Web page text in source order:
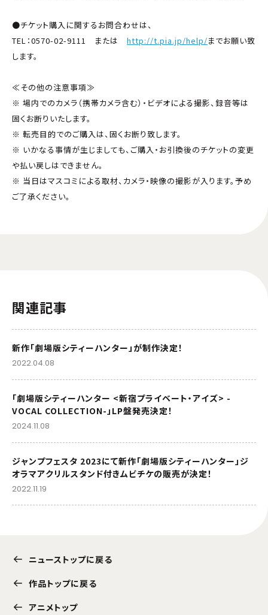
●チケット購入に関するお問合わせは、
TEL：0570-02-9111 または http://t.pia.jp/help/までお願い致
します。
≪その他の注意事項≫
※ 場内でのカメラ（携帯カメラ含む）・ビデオによる撮影、録音等は
固くお断りいたします。
※ 転売目的でのご購入は、固くお断り致します。
※ いかなる事情が生じましても、ご購入・お引換後のチケットの変更
や払い戻しはできません。
※ 当日はマスコミによる取材、カメラ・映像の撮影が入ります。予め
ご了承ください。
関連記事
新作「劇場版シティーハンター」が制作決定！
2022.04.08
「劇場版シティーハンター <新宿プライベート・アイズ> -
VOCAL COLLECTION-」LP盤発売決定！
2024.11.08
ジャンプフェスタ 2023にて新作「劇場版シティーハンター」ジ
オラマアクリルスタンド付きムビチケの販売が決定！
2022.11.19
ニューストップに戻る
作品トップに戻る
アニメトップ